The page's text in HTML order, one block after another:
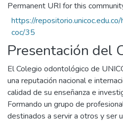
Statistics
Permanent URI for this
https://repositorio.unicoc.edu.co/
coc/35
Presentación del
El Colegio odontológico de
una reputación nacional e
calidad de su enseñanza e
Formando un grupo de
destinados a servir a otros y ser